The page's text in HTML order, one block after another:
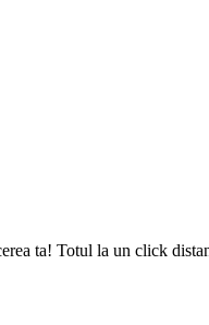
ta! Totul la un click